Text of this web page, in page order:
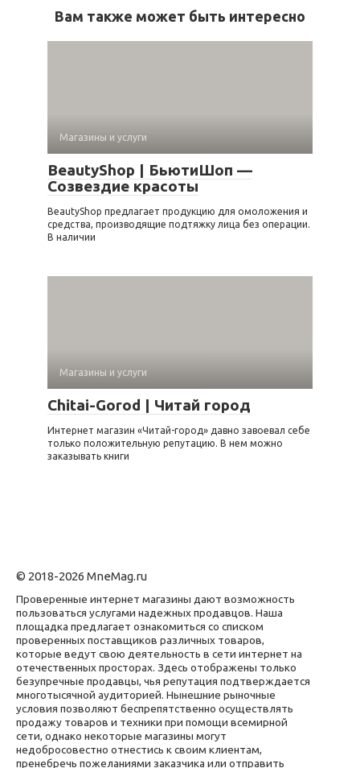
Вам также может быть интересно
Магазины и услуги
BeautyShop | БьютиШоп —
Созвездие красоты
BeautyShop предлагает продукцию для омоложения и
средства, производящие подтяжку лица без операции.
В наличии
Магазины и услуги
Chitai-Gorod | Читай город
Интернет магазин «Читай-город» давно завоевал себе
только положительную репутацию. В нем можно
заказывать книги
© 2018-2026 MneMag.ru
Проверенные интернет магазины дают возможность
пользоваться услугами надежных продавцов. Наша
площадка предлагает ознакомиться со списком
проверенных поставщиков различных товаров,
которые ведут свою деятельность в сети интернет на
отечественных просторах. Здесь отображены только
безупречные продавцы, чья репутация подтверждается
многотысячной аудиторией. Нынешние рыночные
условия позволяют беспрепятственно осуществлять
продажу товаров и техники при помощи всемирной
сети, однако некоторые магазины могут
недобросовестно отнестись к своим клиентам,
пренебречь пожеланиями заказчика или отправить